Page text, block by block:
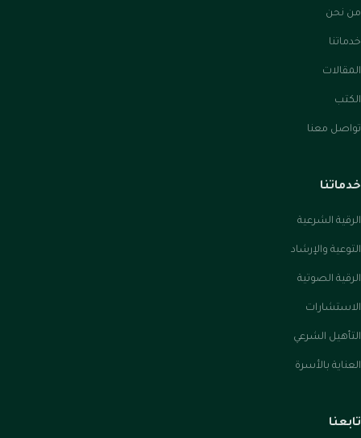
من نحن
خدماتنا
المقالات
الكتب
تواصل معنا
خدماتنا
الرقية الشرعية
التوعية والإرشاد
الرقية الصوتية
الاستشارات
التأهيل الشرعي
العناية بالأسرة
تابعنا